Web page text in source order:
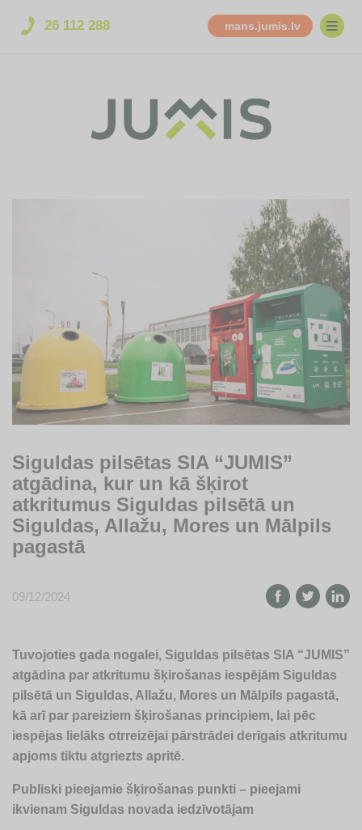
26 112 288 mans.jumis.lv
Siguldas pilsētas SIA “JUMIS”
atgādina, kur un kā šķirot
atkritumus Siguldas pilsētā un
Siguldas, Allažu, Mores un Mālpils
pagastā
09/12/2024
Tuvojoties gada nogalei, Siguldas pilsētas SIA “JUMIS”
atgādina par atkritumu šķirošanas iespējām Siguldas
pilsētā un Siguldas, Allažu, Mores un Mālpils pagastā,
kā arī par pareiziem šķirošanas principiem, lai pēc
iespējas lielāks otrreizējai pārstrādei derīgais atkritumu
apjoms tiktu atgriezts apritē.
Publiski pieejamie šķirošanas punkti – pieejami
ikvienam Siguldas novada iedzīvotājam